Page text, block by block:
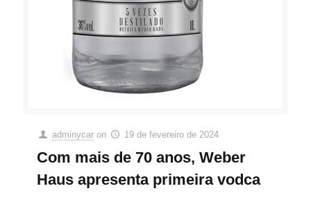
adminycar on 19 de fevereiro de 2024
Com mais de 70 anos, Weber
Haus apresenta primeira vodca